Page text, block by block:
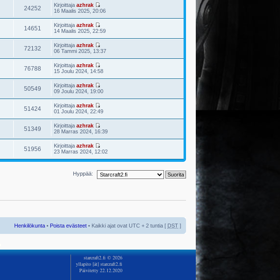
24252 Kirjoittaja azhrak
16 Maalis 2025, 20:06
14651 Kirjoittaja azhrak
14 Maalis 2025, 22:59
72132 Kirjoittaja azhrak
06 Tammi 2025, 13:37
76788 Kirjoittaja azhrak
15 Joulu 2024, 14:58
50549 Kirjoittaja azhrak
09 Joulu 2024, 19:00
51424 Kirjoittaja azhrak
01 Joulu 2024, 22:49
51349 Kirjoittaja azhrak
28 Marras 2024, 16:39
51956 Kirjoittaja azhrak
23 Marras 2024, 12:02
Hyppää:
Henkilökunta • Poista evästeet • Kaikki ajat ovat UTC + 2 tuntia [ DST ]
starcraft2.fi © 2026
yllapito [ät] starcraft2.fi
Päivitetty 22.12.2020